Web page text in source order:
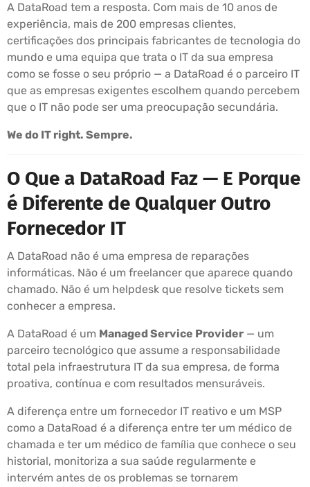
A DataRoad tem a resposta. Com mais de 10 anos de
experiência, mais de 200 empresas clientes,
certificações dos principais fabricantes de tecnologia do
mundo e uma equipa que trata o IT da sua empresa
como se fosse o seu próprio — a DataRoad é o parceiro IT
que as empresas exigentes escolhem quando percebem
que o IT não pode ser uma preocupação secundária.
We do IT right. Sempre.
O Que a DataRoad Faz — E Porque
é Diferente de Qualquer Outro
Fornecedor IT
A DataRoad não é uma empresa de reparações
informáticas. Não é um freelancer que aparece quando
chamado. Não é um helpdesk que resolve tickets sem
conhecer a empresa.
A DataRoad é um Managed Service Provider — um
parceiro tecnológico que assume a responsabilidade
total pela infraestrutura IT da sua empresa, de forma
proativa, contínua e com resultados mensuráveis.
A diferença entre um fornecedor IT reativo e um MSP
como a DataRoad é a diferença entre ter um médico de
chamada e ter um médico de família que conhece o seu
historial, monitoriza a sua saúde regularmente e
intervém antes de os problemas se tornarem